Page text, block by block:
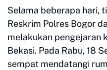
Selama beberapa hari,
Reskrim Polres Bogor
melakukan pengejaran
Bekasi. Pada Rabu, 18
sempat mendatangi